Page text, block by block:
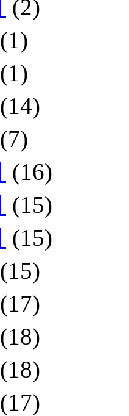
(2)
(1)
(1)
(14)
(7)
(16)
(15)
(15)
(15)
(17)
(18)
(18)
(17)